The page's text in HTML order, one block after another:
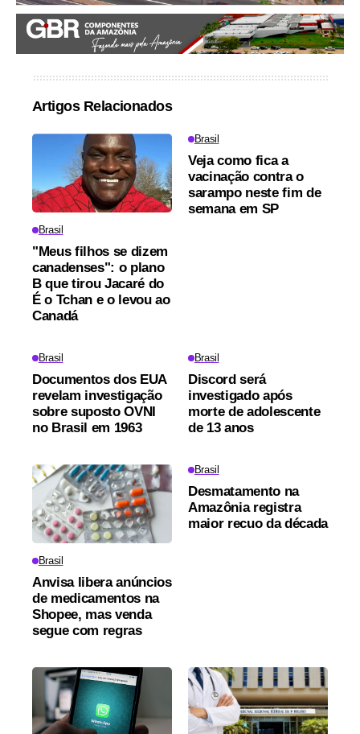
Artigos Relacionados
Brasil
"Meus filhos se dizem
canadenses": o plano
B que tirou Jacaré do
É o Tchan e o levou ao
Canadá
Brasil
Veja como fica a
vacinação contra o
sarampo neste fim de
semana em SP
Brasil
Documentos dos EUA
revelam investigação
sobre suposto OVNI
no Brasil em 1963
Brasil
Discord será
investigado após
morte de adolescente
de 13 anos
Brasil
Anvisa libera anúncios
de medicamentos na
Shopee, mas venda
segue com regras
Brasil
Desmatamento na
Amazônia registra
maior recuo da década